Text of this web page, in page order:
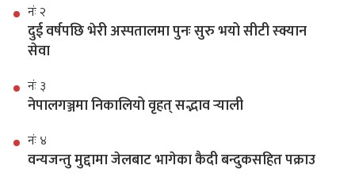
नंः २
दुई वर्षपछि भेरी अस्पतालमा पुनः सुरु भयो सीटी स्क्यान
सेवा
नंः ३
नेपालगञ्जमा निकालियो वृहत् सद्भाव र्‍याली
नंः ४
वन्यजन्तु मुद्दामा जेलबाट भागेका कैदी बन्दुकसहित पक्राउ